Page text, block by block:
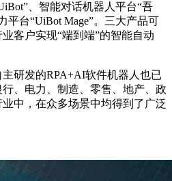
、智能对话机器人平台“吾
平台“UiBot Mage”。三大产品可
客户实现“端到端”的智能自动
研发的RPA+AI软件机器人也已
、电力、制造、零售、地产、政
中，在众多场景中均得到了广泛